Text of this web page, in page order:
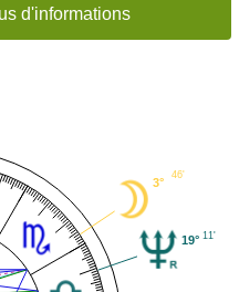
d'informations
19° 11'
3°
46'